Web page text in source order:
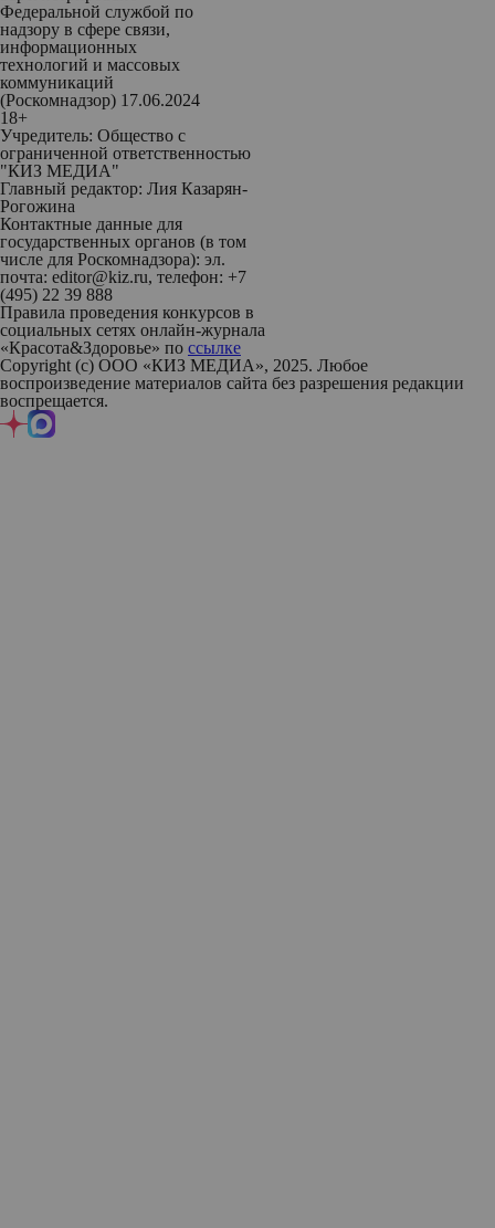
Федеральной службой по
надзору в сфере связи,
информационных
технологий и массовых
коммуникаций
(Роскомнадзор) 17.06.2024
18+
Учредитель: Общество с
ограниченной ответственностью
"КИЗ МЕДИА"
Главный редактор: Лия Казарян-
Рогожина
Контактные данные для
государственных органов (в том
числе для Роскомнадзора): эл.
почта: editor@kiz.ru, телефон: +7
(495) 22 39 888
Правила проведения конкурсов в
социальных сетях онлайн-журнала
«Красота&Здоровье» по ссылке
Copyright (с) ООО «КИЗ МЕДИА», 2025. Любое
воспроизведение материалов сайта без разрешения редакции
воспрещается.